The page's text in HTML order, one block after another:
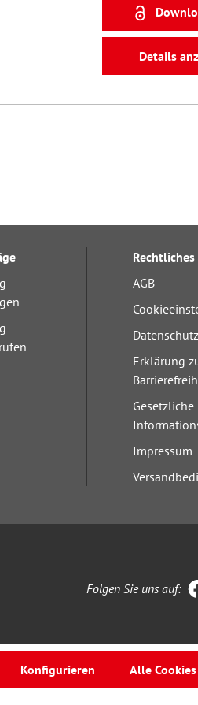
Details
Rechtliches
AGB
Datenschutz
Erklärung
Gesetzliche
Impressum
Folgen Sie uns auf:
Konfigurieren Alle